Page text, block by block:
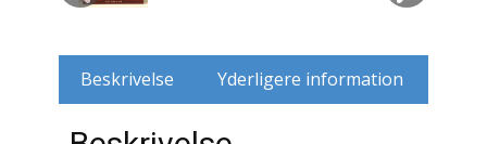
Jagt
Jernbaner
Kirkehistorie / Religion
Beskrivelse Yderligere information